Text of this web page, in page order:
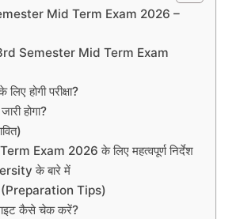
Mid Term Exam 2026 –
Semester Mid Term Exam
होगी परीक्षा?
होगा?
Exam 2026 के लिए महत्वपूर्ण निर्देश
के बारे में
(Preparation Tips)
कैसे चेक करें?